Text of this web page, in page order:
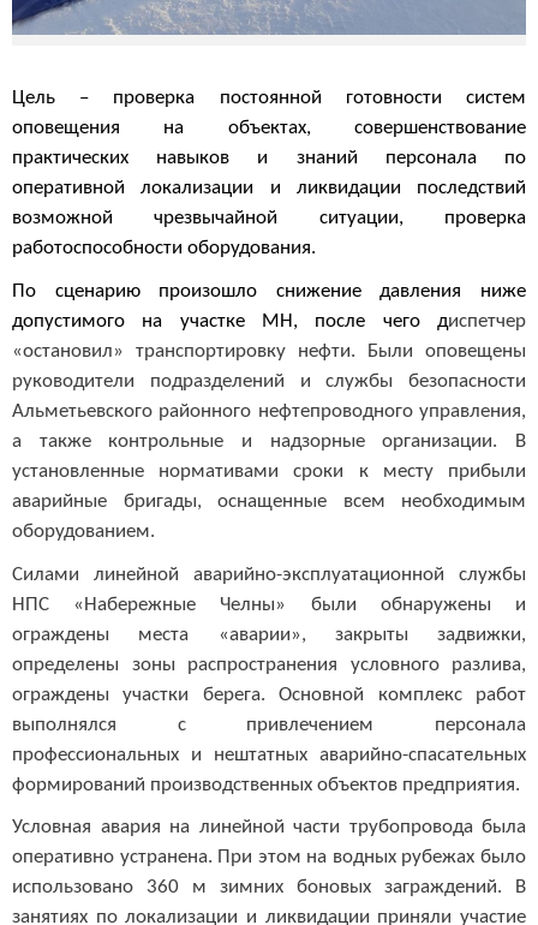
Цель – проверка постоянной готовности систем
оповещения на объектах, совершенствование
практических навыков и знаний персонала по
оперативной локализации и ликвидации последствий
возможной чрезвычайной ситуации, проверка
работоспособности оборудования.
По сценарию произошло снижение давления ниже
допустимого на участке МН, после чего диспетчер
«остановил» транспортировку нефти. Были оповещены
руководители подразделений и службы безопасности
Альметьевского районного нефтепроводного управления,
а также контрольные и надзорные организации. В
установленные нормативами сроки к месту прибыли
аварийные бригады, оснащенные всем необходимым
оборудованием.
Силами линейной аварийно-эксплуатационной службы
НПС «Набережные Челны» были обнаружены и
ограждены места «аварии», закрыты задвижки,
определены зоны распространения условного разлива,
ограждены участки берега. Основной комплекс работ
выполнялся с привлечением персонала
профессиональных и нештатных аварийно-спасательных
формирований производственных объектов предприятия.
Условная авария на линейной части трубопровода была
оперативно устранена. При этом на водных рубежах было
использовано 360 м зимних боновых заграждений. В
занятиях по локализации и ликвидации приняли участие